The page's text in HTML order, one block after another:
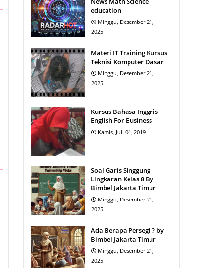
education
Minggu, Desember 21,
2025
Materi IT Training Kursus
Teknisi Komputer Dasar
Minggu, Desember 21,
2025
Kursus Bahasa Inggris
English For Business
Kamis, Juli 04, 2019
Soal Garis Singgung
Lingkaran Kelas 8 By
Bimbel Jakarta Timur
Minggu, Desember 21,
2025
Ada Berapa Persegi ? by
Bimbel Jakarta Timur
Minggu, Desember 21,
2025